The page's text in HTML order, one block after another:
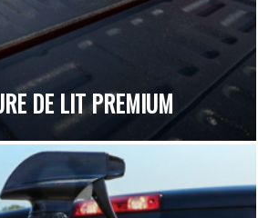
DE LIT PREMIUM